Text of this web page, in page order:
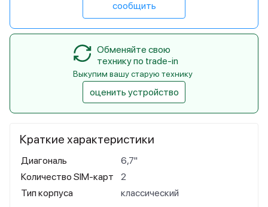
Краткие характеристики
Диагональ
6,7"
Количество SIM-карт
2
Тип корпуса
классический
сообщить
Обменяйте свою
технику по trade-in
Выкупим вашу старую технику
оценить устройство